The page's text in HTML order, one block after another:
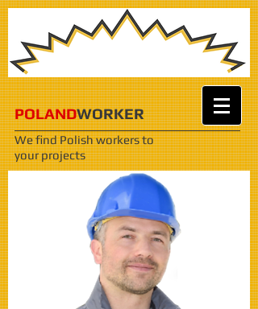
POLANDWORKER
We find Polish workersto
your projects